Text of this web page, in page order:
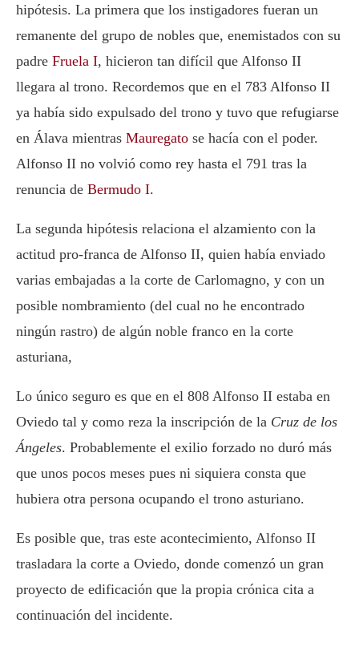
hipótesis. La primera que los instigadores fueran un
remanente del grupo de nobles que, enemistados con su
padre Fruela I, hicieron tan difícil que Alfonso II
llegara al trono. Recordemos que en el 783 Alfonso II
ya había sido expulsado del trono y tuvo que refugiarse
en Álava mientras Mauregato se hacía con el poder.
Alfonso II no volvió como rey hasta el 791 tras la
renuncia de Bermudo I.
La segunda hipótesis relaciona el alzamiento con la
actitud pro-franca de Alfonso II, quien había enviado
varias embajadas a la corte de Carlomagno, y con un
posible nombramiento (del cual no he encontrado
ningún rastro) de algún noble franco en la corte
asturiana,
Lo único seguro es que en el 808 Alfonso II estaba en
Oviedo tal y como reza la inscripción de la Cruz de los
Ángeles. Probablemente el exilio forzado no duró más
que unos pocos meses pues ni siquiera consta que
hubiera otra persona ocupando el trono asturiano.
Es posible que, tras este acontecimiento, Alfonso II
trasladara la corte a Oviedo, donde comenzó un gran
proyecto de edificación que la propia crónica cita a
continuación del incidente.